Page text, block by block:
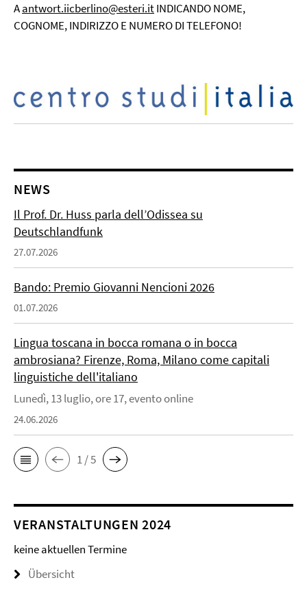
Aantwort.iicberlino@esteri.itINDICANDO NOME,
COGNOME, INDIRIZZO E NUMERO DI TELEFONO!
NEWS
Il Prof. Dr. Huss parla dell’Odissea su
Deutschlandfunk
27.07.2026
Bando: Premio Giovanni Nencioni 2026
01.07.2026
Lingua toscana in bocca romana o in bocca
ambrosiana? Firenze, Roma, Milano come capitali
linguistiche dell'italiano
Lunedì, 13 luglio, ore 17, evento online
24.06.2026
1 / 5
VERANSTALTUNGEN 2024
keine aktuellen Termine
Übersicht